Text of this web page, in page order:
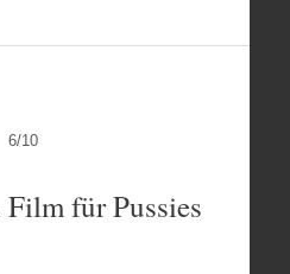
6/10
für Pussies